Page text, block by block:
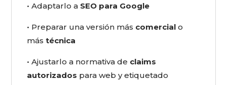
• Adaptarlo a SEO para Google
• Preparar una versión más comercial o
mástécnica
• Ajustarlo a normativa de claims
autorizados para web y etiquetado